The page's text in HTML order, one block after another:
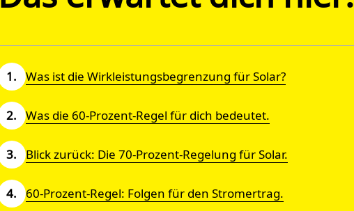
Was ist die Wirkleistungs­begrenzung für Solar?
Was die 60-Prozent-Regel für dich bedeutet.
Blick zurück: Die 70-Prozent-Regelung für Solar.
60-Prozent-Regel: Folgen für den Stromertrag.